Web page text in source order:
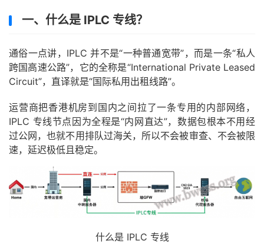
一、什么是 IPLC 专线？
通俗一点讲，IPLC 并不是“一种普通宽带”，而是一条“私人
跨国高速公路”，它的全称是“International Private Leased
Circuit”，直译就是“国际私用出租线路”。
运营商把香港机房到国内之间拉了一条专用的内部网络，
IPLC 专线节点因为全程是“内网直达”，数据包根本不用经
过公网，也就不用排队过海关，所以不会被审查、不会被限
速，延迟极低且稳定。
什么是 IPLC 专线